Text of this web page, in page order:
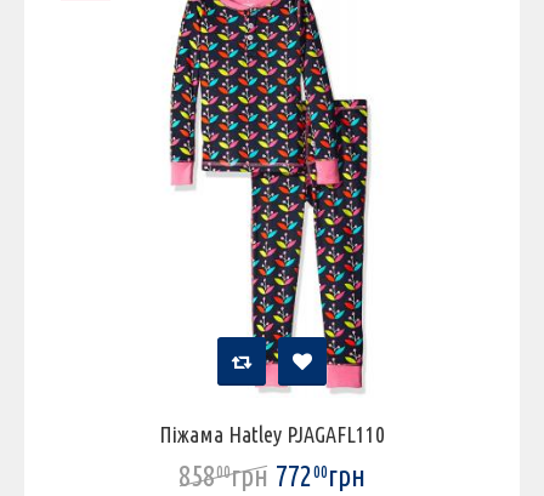
Піжама Hatley PJAGAFL110
85800грн 77200грн